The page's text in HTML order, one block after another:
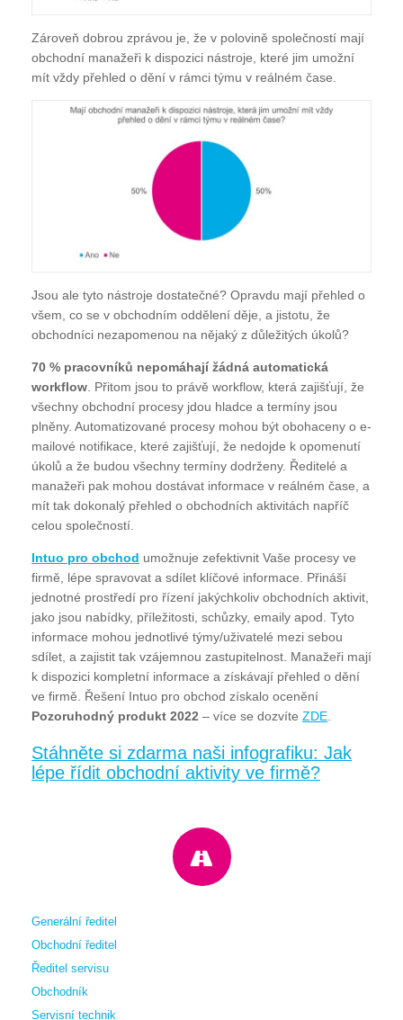
Zároveň dobrou zprávou je, že v polovině společností mají
obchodní manažeři k dispozici nástroje, které jim umožní
mít vždy přehled o dění v rámci týmu v reálném čase.
Jsou ale tyto nástroje dostatečné? Opravdu mají přehled o
všem, co se v obchodním oddělení děje, a jistotu, že
obchodníci nezapomenou na nějaký z důležitých úkolů?
70 % pracovníků nepomáhají žádná automatická
workflow . Přitom jsou to právě workflow, která zajišťují, že
všechny obchodní procesy jdou hladce a termíny jsou
plněny. Automatizované procesy mohou být obohaceny o e-
mailové notifikace, které zajišťují, že nedojde k opomenutí
úkolů a že budou všechny termíny dodrženy. Ředitelé a
manažeři pak mohou dostávat informace v reálném čase, a
mít tak dokonalý přehled o obchodních aktivitách napříč
celou společností.
Intuo pro obchod umožnuje zefektivnit Vaše procesy ve
firmě, lépe spravovat a sdílet klíčové informace. Přináší
jednotné prostředí pro řízení jakýchkoliv obchodních aktivit,
jako jsou nabídky, příležitosti, schůzky, emaily apod. Tyto
informace mohou jednotlivé týmy/uživatelé mezi sebou
sdílet, a zajistit tak vzájemnou zastupitelnost. Manažeři mají
k dispozici kompletní informace a získávají přehled o dění
ve firmě. Řešení Intuo pro obchod získalo ocenění
Pozoruhodný produkt 2022 – více se dozvíte ZDE
Stáhněte si zdarma naši infografiku: Jak
lépe řídit obchodní aktivity ve firmě?
Generální ředitel
Obchodní ředitel
Ředitel servisu
Obchodník
Servisní technik